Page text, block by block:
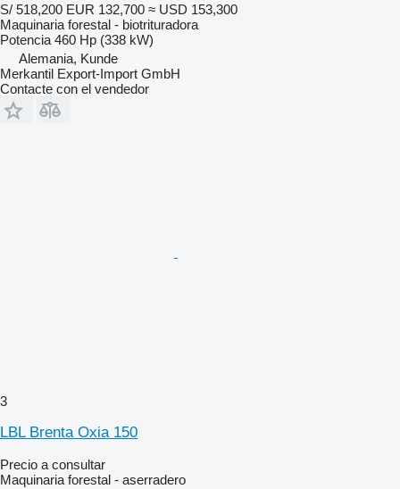
S/ 518,200 EUR 132,700 ≈ USD 153,300
Maquinaria forestal - biotrituradora
Potencia 460 Hp (338 kW)
Alemania, Kunde
Merkantil Export-Import GmbH
Contacte con el vendedor
3
LBL Brenta Oxia 150
Precio a consultar
Maquinaria forestal - aserradero